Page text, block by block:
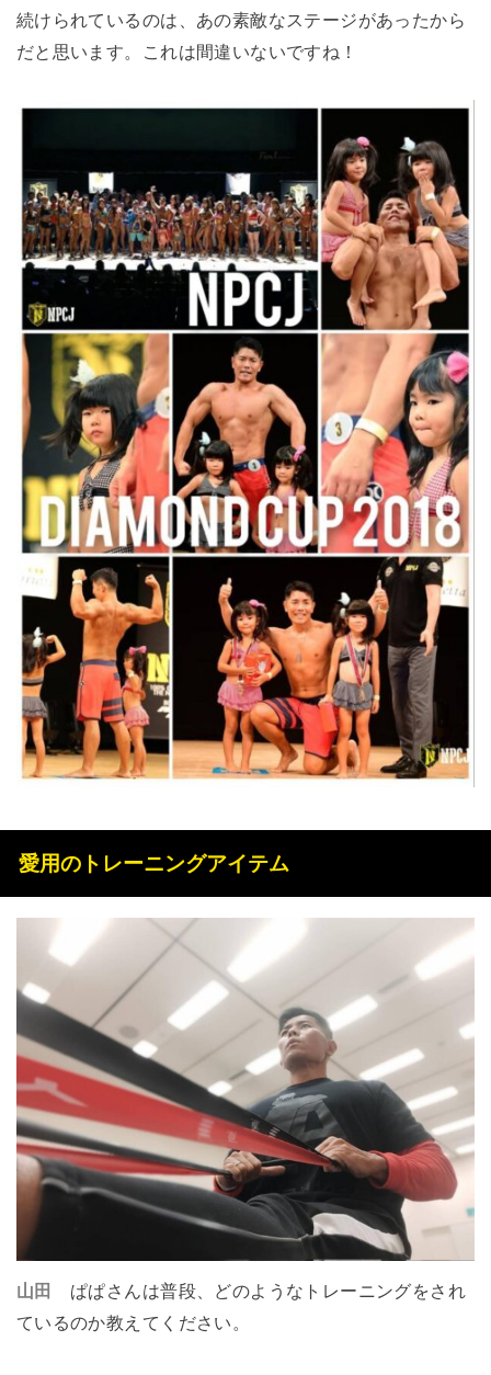
続けられているのは、あの素敵なステージがあったから
だと思います。これは間違いないですね！
愛用のトレーニングアイテム
山田 ぱぱさんは普段、どのようなトレーニングをされ
ているのか教えてください。